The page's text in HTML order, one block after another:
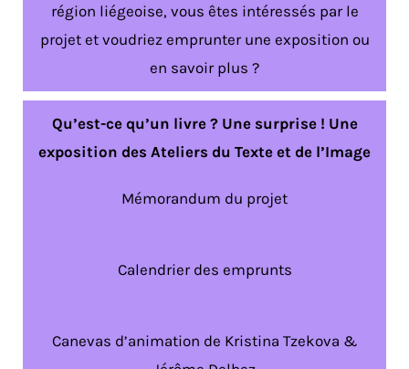
région liégeoise, vous êtes intéressés par le
projet et voudriez emprunter une exposition ou
en savoir plus ?
Qu’est-ce qu’un livre ? Une surprise ! Une
exposition des Ateliers du Texte et de l’Image
Mémorandum du projet
Calendrier des emprunts
Canevas d’animation de Kristina Tzekova &